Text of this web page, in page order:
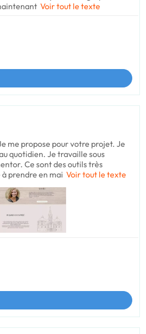
Voir tout le texte
me propose pour votre projet. Je
quotidien. Je travaille sous
Ce sont des outils très
prendre en mai Voir tout le texte